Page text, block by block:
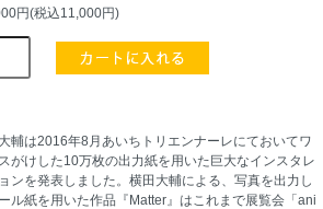
円(税込11,000円)
輔は2016年8月あいちトリエンナーレにておいてワ
がけした10万枚の出力紙を用いた巨大なインスタレ
ンを発表しました。横田大輔による、写真を出力し
ル紙を用いた作品『Matter』はこれまで展覧会「ani